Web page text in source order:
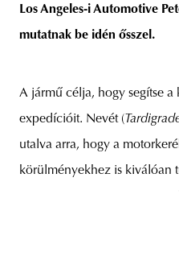
Los Angeles-i Automotive
mutatnak be idén ősszel.
A jármű célja, hogy segítse
expedícióit. Nevét (
utalva arra, hogy a
körülményekhez is kiválóan